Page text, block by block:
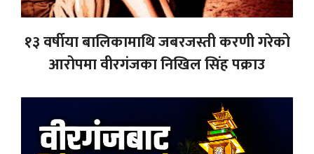
१३ वर्षीया बालिकामाथि जबरजस्ती करणी गरेको
आरोपमा वीरगंजका निखिल सिंह पक्राउ